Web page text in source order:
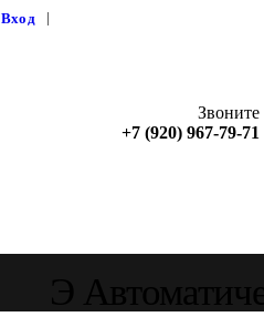
Вход
Звоните
+7 (920) 967-79-71